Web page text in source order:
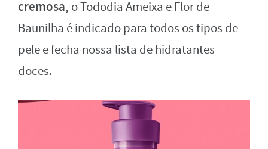
cremosa, o Tododia Ameixa e Flor de
Baunilha é indicado para todos os tipos de
pele e fecha nossa lista de hidratantes
doces.